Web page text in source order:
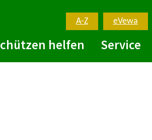
A-Z eVewa
helfen Service